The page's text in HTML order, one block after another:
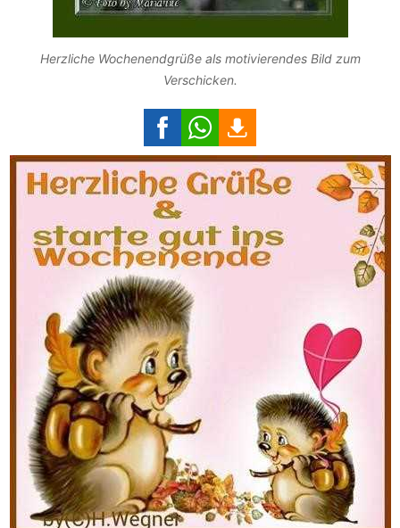
Herzliche Wochenendgrüße als motivierendes Bild zum
Verschicken.